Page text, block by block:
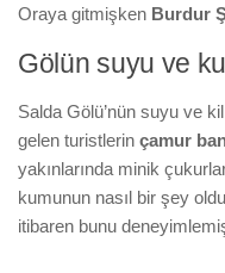
Oraya gitmişken Burdur
Gölün suyu ve
Salda Gölü’nün suyu ve
gelen turistlerin çamur
yakınlarında minik
kumunun nasıl bir şey
itibaren bunu